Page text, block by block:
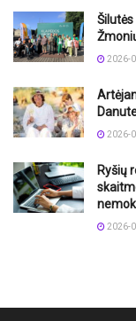
2026-
2026-
Ryšių
2026-